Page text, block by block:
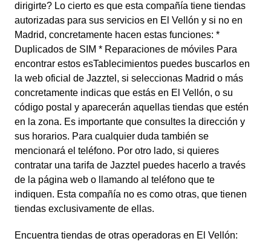
dirigirte? Lo cierto es que esta compañía tiene tiendas
autorizadas para sus servicios en El Vellón y si no en
Madrid, concretamente hacen estas funciones: *
Duplicados de SIM * Reparaciones de móviles Para
encontrar estos esTablecimientos puedes buscarlos en
la web oficial de Jazztel, si seleccionas Madrid o más
concretamente indicas que estás en El Vellón, o su
código postal y aparecerán aquellas tiendas que estén
en la zona. Es importante que consultes la dirección y
sus horarios. Para cualquier duda también se
mencionará el teléfono. Por otro lado, si quieres
contratar una tarifa de Jazztel puedes hacerlo a través
de la página web o llamando al teléfono que te
indiquen. Esta compañía no es como otras, que tienen
tiendas exclusivamente de ellas.
Encuentra tiendas de otras operadoras en El Vellón: